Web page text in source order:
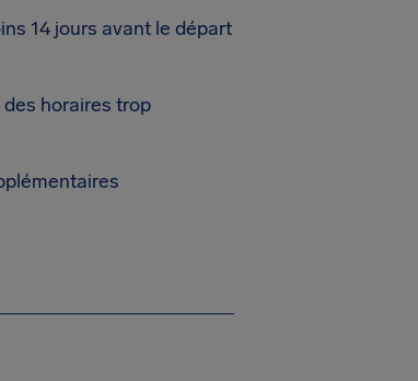
14 jours avant le départ
horaires trop